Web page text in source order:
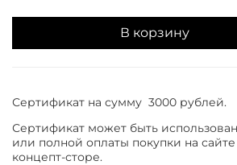
В корзину
Сертификат на сумму 3000 рублей.
Сертификат может быть
или полной оплаты покупки на
концепт-сторе.